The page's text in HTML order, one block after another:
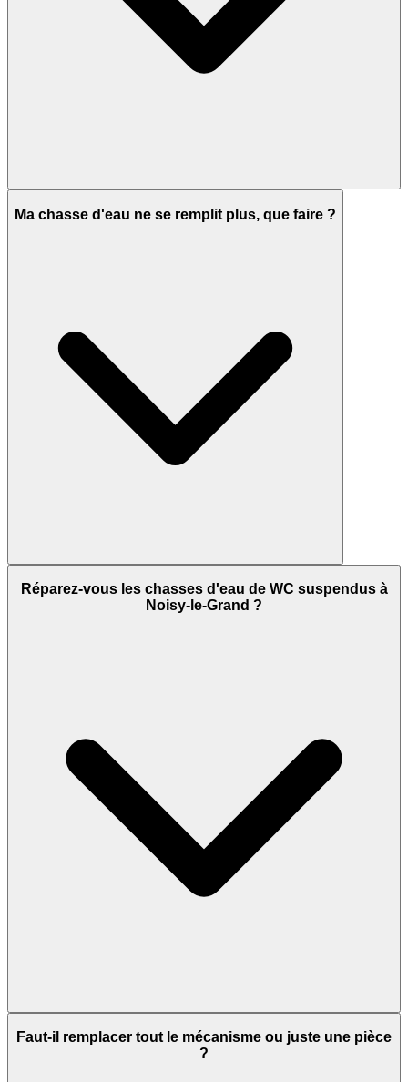
Ma chasse d'eau ne se remplit plus, que faire ?
Réparez-vous les chasses d'eau de WC suspendus à
Noisy-le-Grand ?
Faut-il remplacer tout le mécanisme ou juste une pièce
?